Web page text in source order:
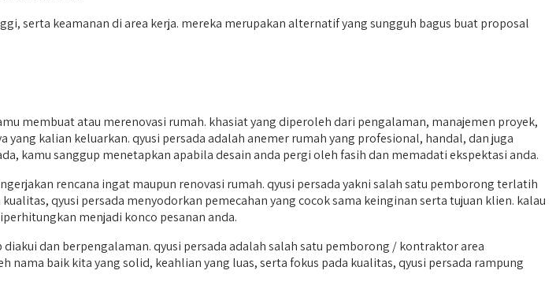
serta keamanan di area kerja. mereka merupakan alternatif yang sungguh bagus buat proposal
membuat atau merenovasi rumah. khasiat yang diperoleh dari pengalaman, manajemen proyek,
kalian keluarkan. qyusi persada adalah anemer rumah yang profesional, handal, dan juga
kamu sanggup menetapkan apabila desain anda pergi oleh fasih dan memadati ekspektasi anda.
rencana ingat maupun renovasi rumah. qyusi persada yakni salah satu pemborong terlatih
qyusi persada menyodorkan pemecahan yang cocok sama keinginan serta tujuan klien. kalau
menjadi konco pesanan anda.
dan berpengalaman. qyusi persada adalah salah satu pemborong / kontraktor area
baik kita yang solid, keahlian yang luas, serta fokus pada kualitas, qyusi persada rampung